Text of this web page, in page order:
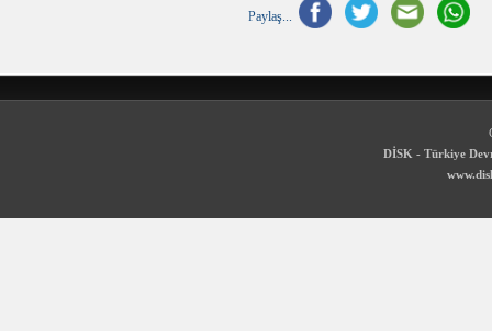
Paylaş...
DİSK - Türkiye